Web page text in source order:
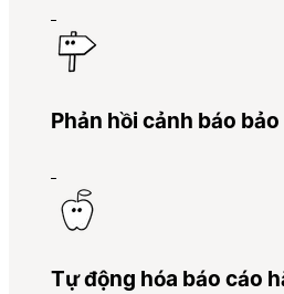
Phản hồi cảnh báo
Tự động hóa báo cáo